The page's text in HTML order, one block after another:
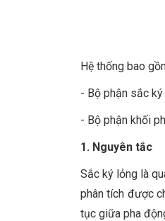
Hệ thống bao
- Bộ phận sắc
- Bộ phận khối
1. Nguyên tắc
Sắc ký lỏng là
phân tích được
tục giữa pha